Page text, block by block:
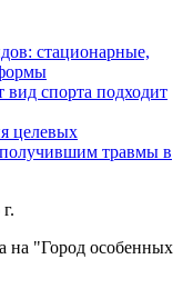
стационарные,
спорта подходит
целевых
травмы в
на "Город особенных